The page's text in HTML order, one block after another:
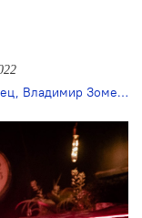
, Владимир Зомерфельд